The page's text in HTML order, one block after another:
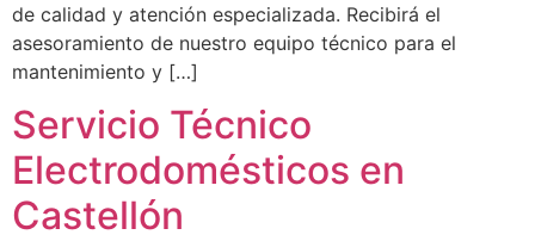
de calidad y atención especializada. Recibirá el
asesoramiento de nuestro equipo técnico para el
mantenimiento y […]
Servicio Técnico
Electrodomésticos en
Castellón